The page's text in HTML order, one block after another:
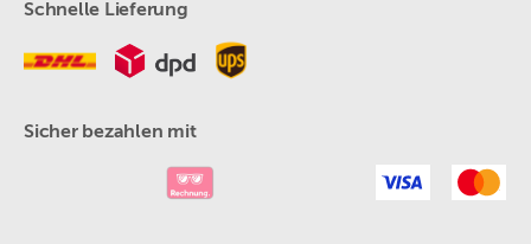
Schnelle Lieferung
Sicher bezahlen mit